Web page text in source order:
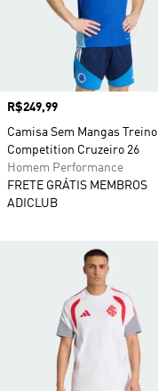
Preço
R$249,99
Camisa Sem Mangas Treino
Competition Cruzeiro 26
Homem Performance
FRETE GRÁTIS MEMBROS
ADICLUB